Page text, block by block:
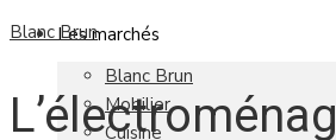
Les marchés
Blanc Brun
Mobilier
Cuisine
Blanc Brun